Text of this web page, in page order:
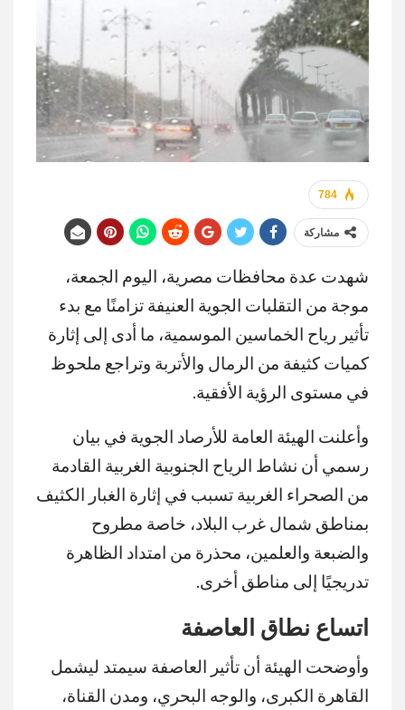
784
مشاركة
شهدت عدة محافظات مصرية، اليوم الجمعة،
موجة من التقلبات الجوية العنيفة تزامنًا مع بدء
تأثير رياح الخماسين الموسمية، ما أدى إلى إثارة
كميات كثيفة من الرمال والأتربة وتراجع ملحوظ
في مستوى الرؤية الأفقية.
وأعلنت الهيئة العامة للأرصاد الجوية في بيان
رسمي أن نشاط الرياح الجنوبية الغربية القادمة
من الصحراء الغربية تسبب في إثارة الغبار الكثيف
بمناطق شمال غرب البلاد، خاصة مطروح
والضبعة والعلمين، محذرة من امتداد الظاهرة
تدريجيًا إلى مناطق أخرى.
اتساع نطاق العاصفة
وأوضحت الهيئة أن تأثير العاصفة سيمتد ليشمل
القاهرة الكبرى، والوجه البحري، ومدن القناة،